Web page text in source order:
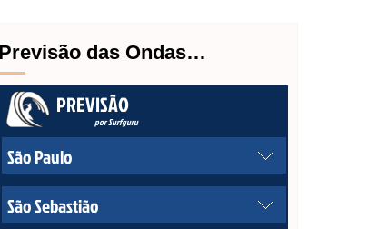
Previsão das Ondas…